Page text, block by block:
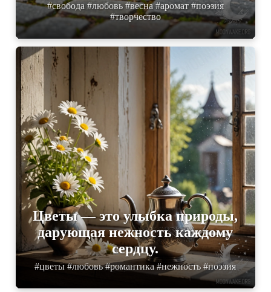
#свобода #любовь #весна #аромат #поэзия
#творчество
Цветы — это улыбка природы,
дарующая нежность каждому
сердцу.
#цветы #любовь #романтика #нежность #поэзия